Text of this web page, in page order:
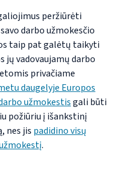
peržiūrėti
darbo užmokesčio
taip pat galėtų taikyti
jų vadovaujamų darbo
privačiame
daugelyje Europos
užmokestisgali būti
požiūriu į išankstinį
nes jis padidino visų
.